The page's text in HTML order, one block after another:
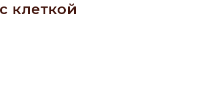
клеткой